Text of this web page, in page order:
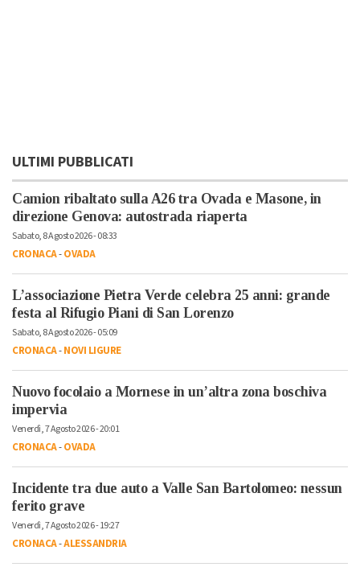
ULTIMI PUBBLICATI
Camion ribaltato sulla A26 tra Ovada e Masone, in
direzione Genova: autostrada riaperta
Sabato, 8 Agosto 2026 - 08:33
CRONACA-OVADA
L’associazione Pietra Verde celebra 25 anni: grande
festa al Rifugio Piani di San Lorenzo
Sabato, 8 Agosto 2026 - 05:09
CRONACA-NOVI LIGURE
Nuovo focolaio a Mornese in un’altra zona boschiva
impervia
Venerdì, 7 Agosto 2026 - 20:01
CRONACA-OVADA
Incidente tra due auto a Valle San Bartolomeo: nessun
ferito grave
Venerdì, 7 Agosto 2026 - 19:27
CRONACA-ALESSANDRIA